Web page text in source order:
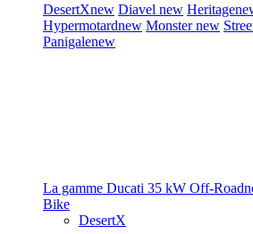
DesertXnew Diavel new Heritage
Hypermotardnew Monsternew
Panigalenew
La gamme Ducati 35 kW Off-Road
Bike
DesertX